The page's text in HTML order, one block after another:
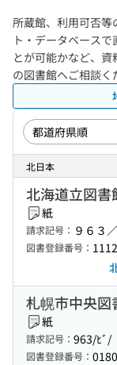
所蔵館、利用可否等
ト・データベース
とが可能かなど、
の図書館へご相談く
北日本
北海道立図書
紙
請求記号： ９６３
図書登録番号：
札幌市中央図
紙
請求記号： 963/ﾋﾞ/
図書登録番号：